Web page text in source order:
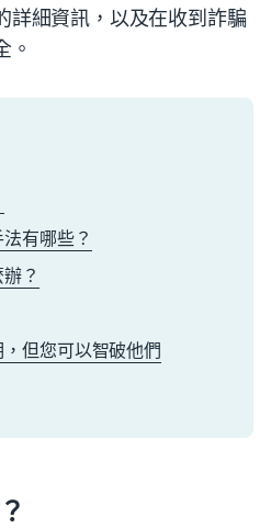
詳細資訊，以及在收到詐騙
。
有哪些？
？
但您可以智破他們